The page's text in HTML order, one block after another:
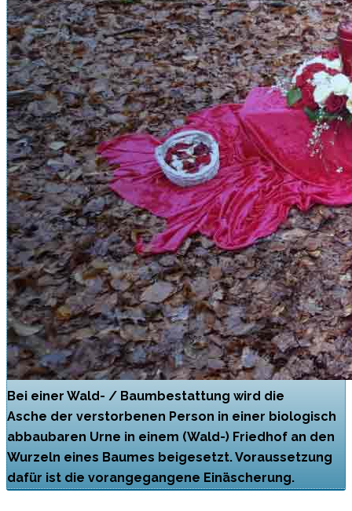
Bei einer Wald- / Baumbestattung wird die
Asche der verstorbenen Person in einer biologisch
abbaubaren Urne in einem (Wald-) Friedhof an den
Wurzeln eines Baumes beigesetzt. Voraussetzung
dafür ist die vorangegangene Einäscherung.